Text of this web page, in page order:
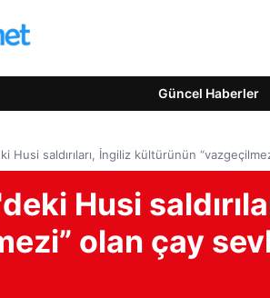
Güncel Haberler
Husi saldırıları, İngiliz kültürünün
Husi
olan çay